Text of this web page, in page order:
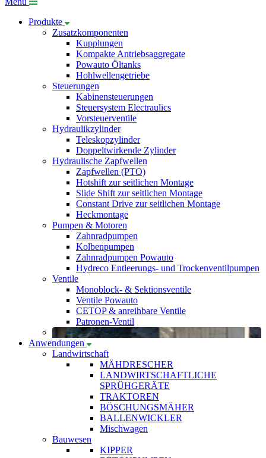
Produkte
Zusatzkomponenten
Kupplungen
Kompakte Antriebsaggregate
Powauto Öltanks
Hohlwellengetriebe
Steuerungen
Kabinensteuerungen
Steuersystem Electraulics
Vorsteuerventile
Hydraulikzylinder
Teleskopzylinder
Doppeltwirkende Zylinder
Hydraulische Zapfwellen
Zapfwellen (PTO)
Hotshift zur seitlichen Montage
Slide Shift zur seitlichen Montage
Constant Drive zur seitlichen Montage
Heckmontage
Pumpen & Motoren
Zahnradpumpen
Kolbenpumpen
Zahnradpumpen Powauto
Hydreco Entleerungs- und Trockenventilpumpen
Ventile
Monoblock- & Sektionsventile
Ventile Powauto
CETOP & anreihbare Ventile
Patronen-Ventil
Anwendungen
Landwirtschaft
MÄHDRESCHER
LANDWIRTSCHAFTLICHE
SPRÜHGERÄTE
TRAKTOREN
BÖSCHUNGSMÄHER
BALLENWICKLER
Mischwagen
Bauwesen
KIPPER